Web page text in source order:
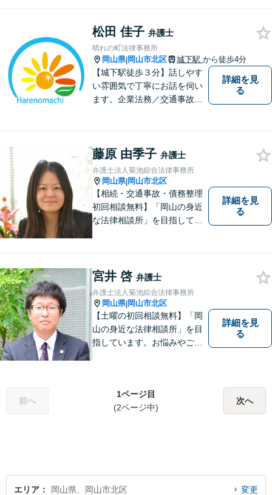
い！
松田 佳子 弁護士
晴れの町法律事務所
岡山県|岡山市北区 城下駅 から徒歩4分
【城下駅徒歩３分】話しやす
い雰囲気で丁寧にお話を伺い
ます。企業法務／交通事故／
詳細を見
る
藤原 由季子 弁護士
弁護士法人菊池綜合法律事務所
岡山県|岡山市北区
【相続・交通事故・債務整理
初回相談無料】「岡山の身近
な法律相談所」を目指してい
んなささいなことでも構いま
せん。お気軽にご相談くださ
い。【土曜日も受付可能】
【専用駐車場あり】
詳細を見
る
宮井 啓 弁護士
弁護士法人菊池綜合法律事務所
岡山県|岡山市北区
【土曜の初回相談無料】「岡
山の身近な法律相談所」を目
指しています。お悩みやご不
でも構いません。お気軽にご
相談ください。【土曜日も受
詳細を見
る
前へ
1ページ目
(2ページ中)
次へ
エリア 岡山県、岡山市北区 変更